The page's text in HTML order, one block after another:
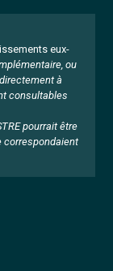
eux-
ou
à
consultables
pourrait être
correspondaient